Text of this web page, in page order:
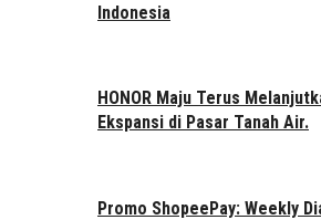
Indonesia
HONOR Maju Terus
Ekspansi di Pasar Tanah Air.
Promo ShopeePay: Weekly